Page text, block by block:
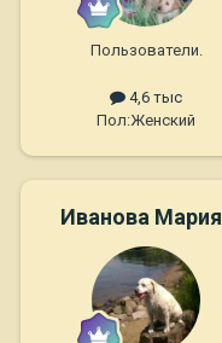
Пользователи.
4,6 тыс
Пол:Женский
Иванова Мария